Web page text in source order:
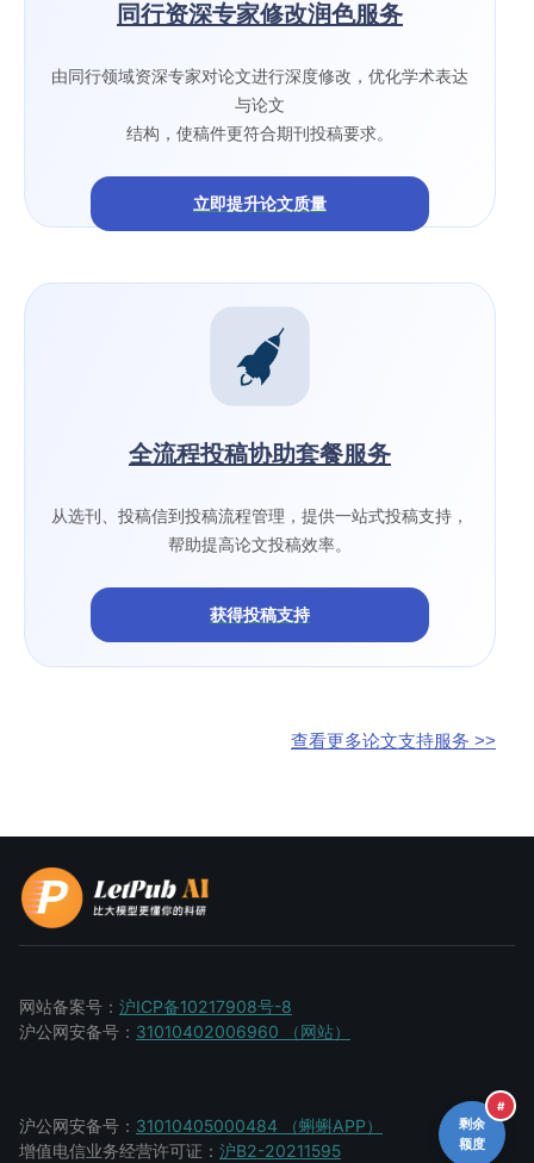
同行资深专家修改润色服务
由同行领域资深专家对论文进行深度修改，优化学术表达
与论文
结构，使稿件更符合期刊投稿要求。
立即提升论文质量
全流程投稿协助套餐服务
从选刊、投稿信到投稿流程管理，提供一站式投稿支持，
帮助提高论文投稿效率。
获得投稿支持
查看更多论文支持服务 >>
剩余
额度
#
网站备案号： 沪ICP备10217908号-8
沪公网安备号： 31010402006960 （网站）
沪公网安备号： 31010405000484 （蝌蝌APP）
增值电信业务经营许可证： 沪B2-20211595